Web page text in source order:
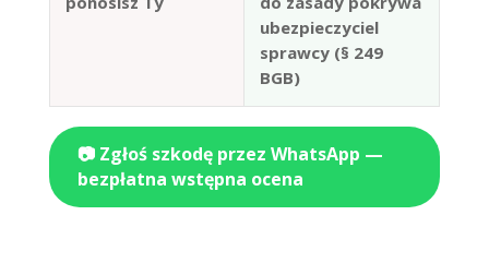
ubezpieczyciel
sprawcy (§ 249
BGB)
📷 Zgłoś szkodę przez WhatsApp —
bezpłatna wstępna ocena